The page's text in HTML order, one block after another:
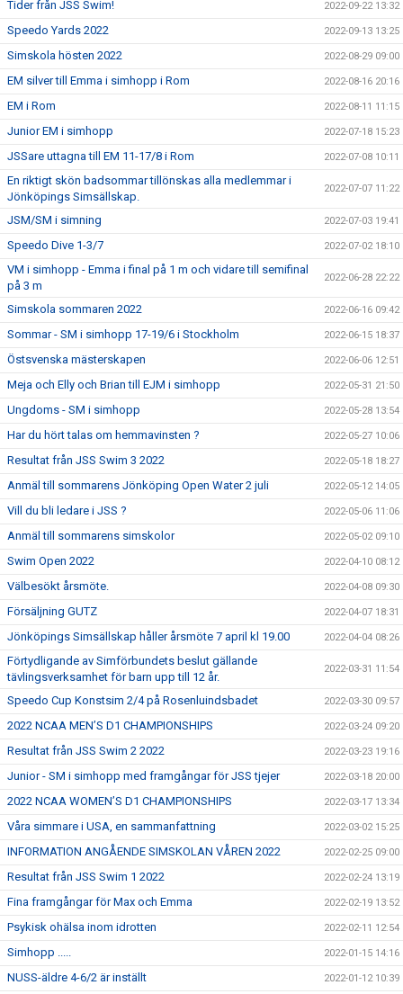
Tider från JSS Swim! 2022-09-22 13:32
Speedo Yards 2022 2022-09-13 13:25
Simskola hösten 2022 2022-08-29 09:00
EM silver till Emma i simhopp i Rom 2022-08-16 20:16
EM i Rom 2022-08-11 11:15
Junior EM i simhopp 2022-07-18 15:23
JSSare uttagna till EM 11-17/8 i Rom 2022-07-08 10:11
En riktigt skön badsommar tillönskas alla medlemmar i
Jönköpings Simsällskap.
2022-07-07 11:22
JSM/SM i simning 2022-07-03 19:41
Speedo Dive 1-3/7 2022-07-02 18:10
VM i simhopp - Emma i final på 1 m och vidare till semifinal
på 3 m
2022-06-28 22:22
Simskola sommaren 2022 2022-06-16 09:42
Sommar - SM i simhopp 17-19/6 i Stockholm 2022-06-15 18:37
Östsvenska mästerskapen 2022-06-06 12:51
Meja och Elly och Brian till EJM i simhopp 2022-05-31 21:50
Ungdoms - SM i simhopp 2022-05-28 13:54
Har du hört talas om hemmavinsten ? 2022-05-27 10:06
Resultat från JSS Swim 3 2022 2022-05-18 18:27
Anmäl till sommarens Jönköping Open Water 2 juli 2022-05-12 14:05
Vill du bli ledare i JSS ? 2022-05-06 11:06
Anmäl till sommarens simskolor 2022-05-02 09:10
Swim Open 2022 2022-04-10 08:12
Välbesökt årsmöte. 2022-04-08 09:30
Försäljning GUTZ 2022-04-07 18:31
Jönköpings Simsällskap håller årsmöte 7 april kl 19.00 2022-04-04 08:26
Förtydligande av Simförbundets beslut gällande
tävlingsverksamhet för barn upp till 12 år.
2022-03-31 11:54
Speedo Cup Konstsim 2/4 på Rosenluindsbadet 2022-03-30 09:57
2022 NCAA MEN’S D1 CHAMPIONSHIPS 2022-03-24 09:20
Resultat från JSS Swim 2 2022 2022-03-23 19:16
Junior - SM i simhopp med framgångar för JSS tjejer 2022-03-18 20:00
2022 NCAA WOMEN’S D1 CHAMPIONSHIPS 2022-03-17 13:34
Våra simmare i USA, en sammanfattning 2022-03-02 15:25
INFORMATION ANGÅENDE SIMSKOLAN VÅREN 2022 2022-02-25 09:00
Resultat från JSS Swim 1 2022 2022-02-24 13:19
Fina framgångar för Max och Emma 2022-02-19 13:52
Psykisk ohälsa inom idrotten 2022-02-11 12:54
Simhopp ..... 2022-01-15 14:16
NUSS-äldre 4-6/2 är inställt 2022-01-12 10:39